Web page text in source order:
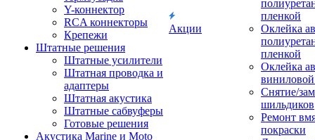
Y-коннектор
RCA коннекторы
Крепежи
Штатные решения
Штатные усилители
Штатная проводка и
адаптеры
Штатная акустика
Штатные сабвуферы
Готовые решения
Акустика Marine и Moto
Акции
пленкой
Оклейка
пленкой
Оклейка
Снятие/
шильдиков
Ремонт
покраски